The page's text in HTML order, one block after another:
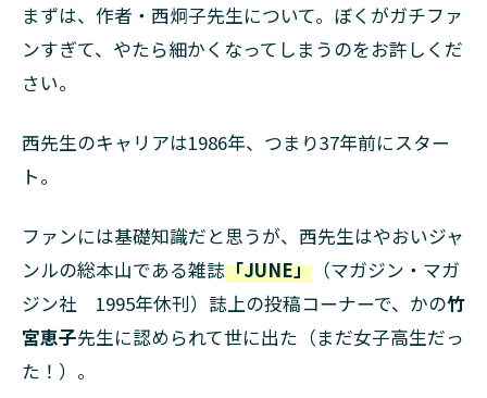
まずは、作者・西炯子先生について。ぼくがガチファ
ンすぎて、やたら細かくなってしまうのをお許しくだ
さい。
西先生のキャリアは1986年、つまり37年前にスター
ト。
ファンには基礎知識だと思うが、西先生はやおいジャ
ンルの総本山である雑誌「JUNE」 （マガジン・マガ
ジン社 1995年休刊）誌上の投稿コーナーで、かの竹
宮恵子先生に認められて世に出た（まだ女子高生だっ
た！）。